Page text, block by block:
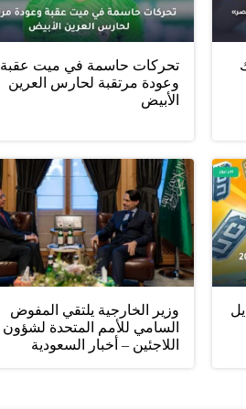
تحركات حاسمة في ميت عقبة
وعودة مرتقبة لحارس العرين
الأبيض
وزير الخارجية يلتقي المفوض
السامي للأمم المتحدة لشؤون
اللاجئين – أخبار السعودية